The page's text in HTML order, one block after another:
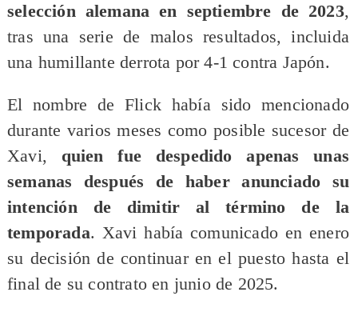
selección alemana en septiembre de 2023,
tras una serie de malos resultados, incluida
una humillante derrota por 4-1 contra Japón.
El nombre de Flick había sido mencionado
durante varios meses como posible sucesor de
Xavi, quien fue despedido apenas unas
semanas después de haber anunciado su
intención de dimitir al término de la
temporada. Xavi había comunicado en enero
su decisión de continuar en el puesto hasta el
final de su contrato en junio de 2025.